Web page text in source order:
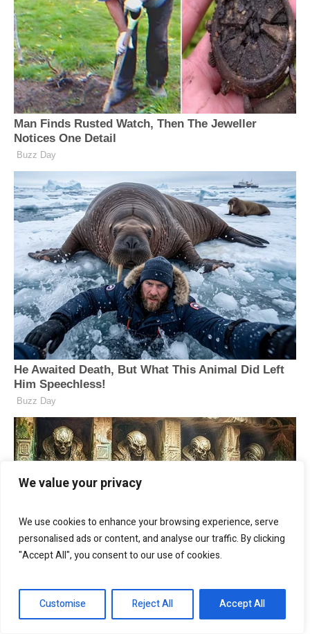
We value your privacy
We use cookies to enhance your browsing experience, serve
personalised ads or content, and analyse our traffic. By clicking
"Accept All", you consent to our use of cookies.
Customise Reject All Accept All